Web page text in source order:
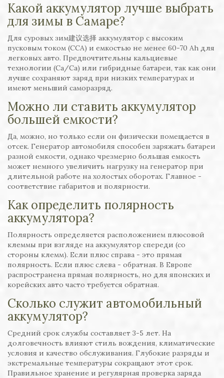
Какой аккумулятор лучше выбрать
для зимы в Самаре?
Для суровых зим建议选择 аккумулятор с высоким
пусковым током (CCA) и емкостью не менее 60-70 Ah для
легковых авто. Предпочтительны кальциевые
технологии (Ca/Ca) или гибридные батареи, так как они
лучше сохраняют заряд при низких температурах и
имеют меньший саморазряд.
Можно ли ставить аккумулятор
большей емкости?
Да, можно, но только если он физически помещается в
отсек. Генератор автомобиля способен заряжать батареи
разной емкости, однако чрезмерно большая емкость
может немного увеличить нагрузку на генератор при
длительной работе на холостых оборотах. Главное -
соответствие габаритов и полярности.
Как определить полярность
аккумулятора?
Полярность определяется расположением плюсовой
клеммы при взгляде на аккумулятор спереди (со
стороны клемм). Если плюс справа - это прямая
полярность. Если плюс слева - обратная. В Европе
распространена прямая полярность, но для японских и
корейских авто часто требуется обратная.
Сколько служит автомобильный
аккумулятор?
Средний срок службы составляет 3-5 лет. На
долговечность влияют стиль вождения, климатические
условия и качество обслуживания. Глубокие разряды и
экстремальные температуры сокращают этот срок.
Правильное хранение и регулярная проверка заряда